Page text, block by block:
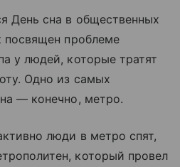
День сна в общественных
посвящен проблеме
у людей, которые тратят
Одно из самых
— конечно, метро.
люди в метро спят,
который провел